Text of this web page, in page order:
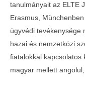
tanulmányait az ELTE
Erasmus,
ügyvédi tevékenysége
hazai és nemzetközi
fiatalokkal kapcsolatos
magyar mellett